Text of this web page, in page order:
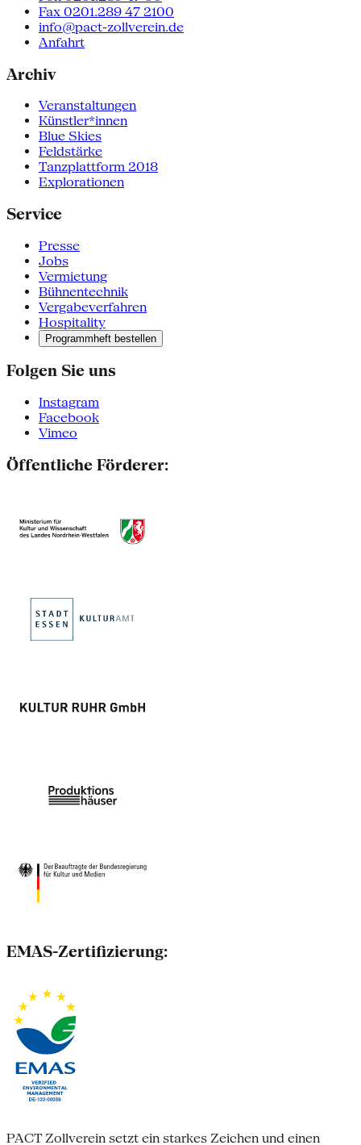
Fax 0201.289 47 2100
info@pact-zollverein.de
Anfahrt
Archiv
Veranstaltungen
Künstler*innen
Blue Skies
Feldstärke
Tanzplattform 2018
Explorationen
Service
Presse
Jobs
Vermietung
Bühnentechnik
Vergabeverfahren
Hospitality
Programmheft bestellen
Folgen Sie uns
Instagram
Facebook
Vimeo
Öffentliche Förderer:
EMAS-Zertifizierung:
PACT Zollverein setzt ein starkes Zeichen und einen